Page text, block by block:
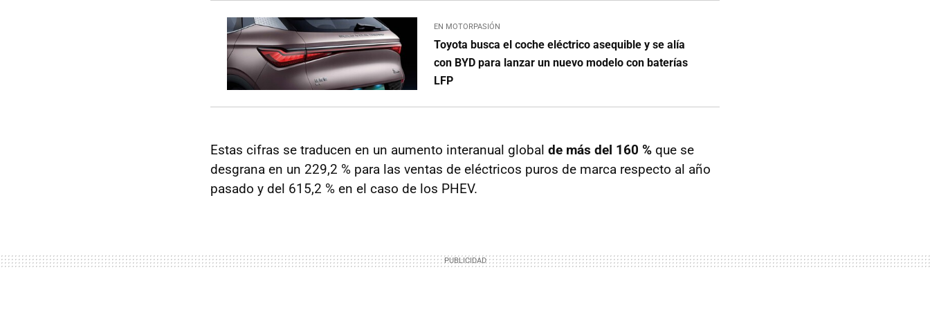
EN MOTORPASIÓN
Toyota busca el coche eléctrico asequible y se alía
con BYD para lanzar un nuevo modelo con baterías
LFP
Estas cifras se traducen en un aumento interanual global de más del 160 % que se
desgrana en un 229,2 % para las ventas de eléctricos puros de marca respecto al año
pasado y del 615,2 % en el caso de los PHEV.